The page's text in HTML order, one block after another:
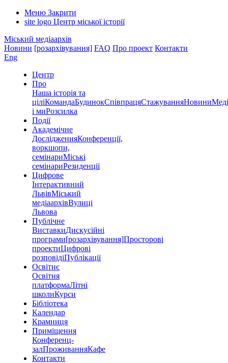
Меню Закрити
site logo Центр міської історії
Міський медіаархів
Новини [розархівування] FAQ Про проект Контакти
Eng
Центр
Про
Наша історія та
ціліКомандаБудинокСпівпрацяСтажуванняНовини
і миРозсилка
Події
Академічне
ДослідженняКонференції,
воркшопи,
семінариМіські
семінариРезиденції
Цифрове
Інтерактивний
ЛьвівМіський
медіаархівВулиці
Львова
Публічне
ВиставкиДискусійні
програми[розархівування]Просторові
проектиЦифрові
розповідіПублікації
Освітнє
Освітня
платформаЛітні
школиКурси
Бібліотека
Календар
Крамниця
Приміщення
Конференц-
залПроживанняКафе
Контакти